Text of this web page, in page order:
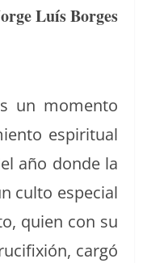
Luís Borges
un momen­to
espir­i­tu­al
año donde la
cul­to espe­cial
quien con su
cargó